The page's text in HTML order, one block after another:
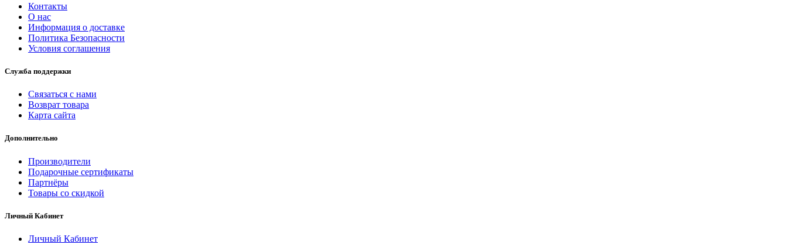
Контакты
О нас
Информация о доставке
Политика Безопасности
Условия соглашения
Служба поддержки
Связаться с нами
Возврат товара
Карта сайта
Дополнительно
Производители
Подарочные сертификаты
Партнёры
Товары со скидкой
Личный Кабинет
Личный Кабинет